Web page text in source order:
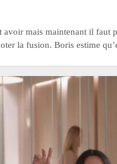
avoir mais maintenant il faut
la fusion. Boris estime